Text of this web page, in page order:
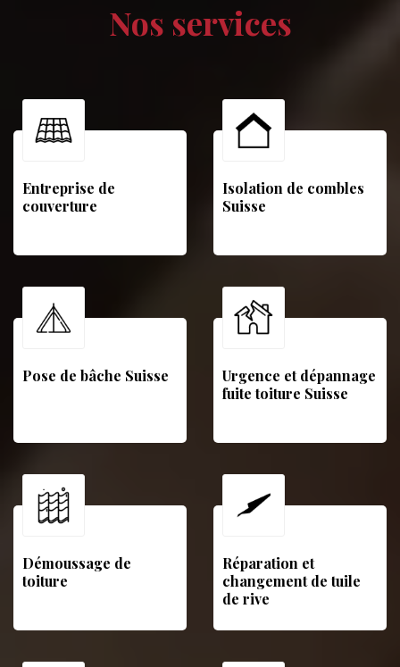
Nos services
Entreprise de
couverture
Isolation de combles
Suisse
Pose de bâche Suisse
Urgence et dépannage
fuite toiture Suisse
Démoussage de
toiture
Réparation et
changement de tuile
de rive